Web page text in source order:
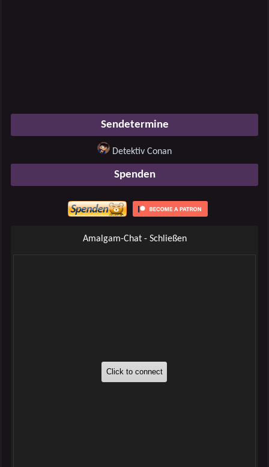
Sendetermine
Detektiv Conan
Spenden
Amalgam-Chat - Schließen